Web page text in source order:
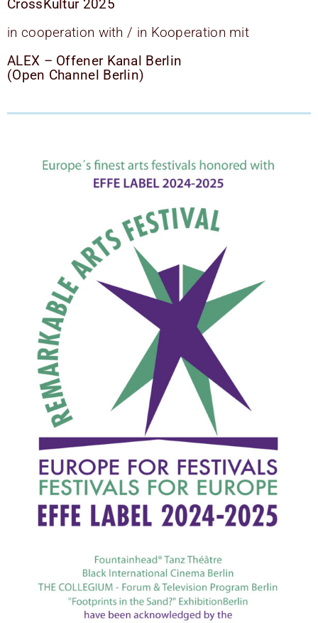
CrossKultur 2025
in cooperation with / in Kooperation mit
ALEX – Offener Kanal Berlin
(Open Channel Berlin)